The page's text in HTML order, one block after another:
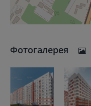
Фотогалерея